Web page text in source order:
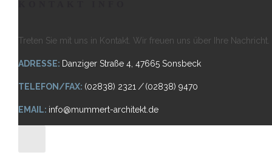
Treten Sie mit uns in Kontakt. Wir freuen uns über Ihre Nachricht.
ADRESSE: Danziger Straße 4, 47665 Sonsbeck
TELEFON/FAX: (02838) 2321 /(02838) 9470
EMAIL: info@mummert-architekt.de